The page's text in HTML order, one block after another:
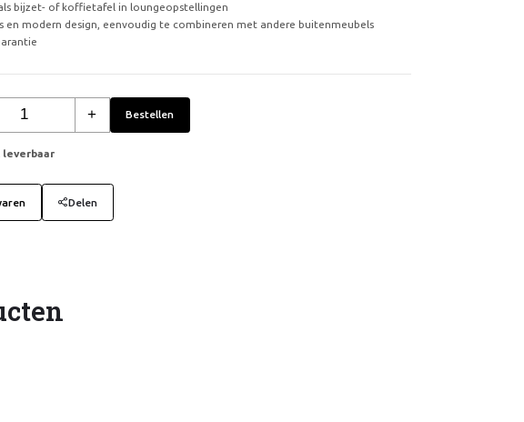
bijzet- of koffietafel in loungeopstellingen
en modern design, eenvoudig te combineren met andere buitenmeubels
+ Bestellen
leverbaar
Delen